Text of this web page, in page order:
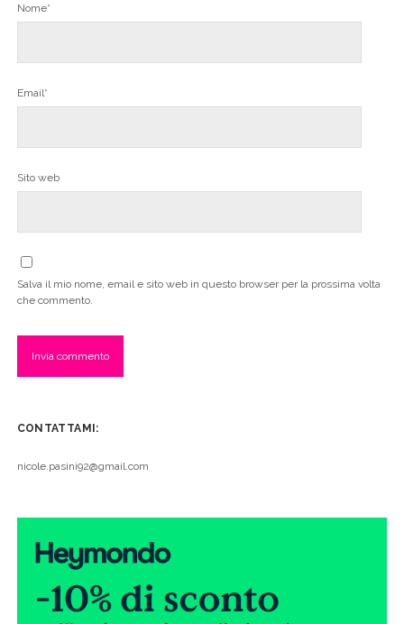
Nome*
Email*
Sito web
Salva il mio nome, email e sito web in questo browser per la prossima volta
che commento.
CONTATTAMI:
nicole.pasini92@gmail.com